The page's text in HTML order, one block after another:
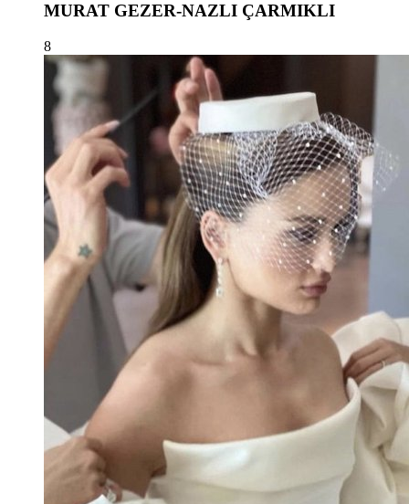
MURAT GEZER-NAZLI ÇARMIKLI
8